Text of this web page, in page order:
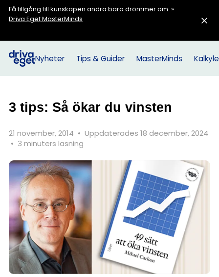
Få tillgång till kunskapen andra bara drömmer om. »
Driva Eget MasterMinds
Nyheter Tips & Guider MasterMinds
3 tips: Så ökar du vinsten
21 november, 2014 • Uppdaterades 18 december, 2024
• 3 minuters läsning